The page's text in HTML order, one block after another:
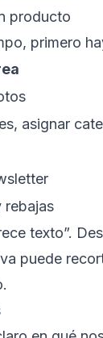
producto
primero
asignar
rebajas
texto”.
puede